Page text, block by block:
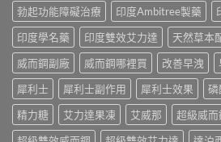
南〉
中
辨
別
指
南〉
中
效
果、
正
確
用
法
香
港
購
勃起功能障礙治療
印度Ambitree製藥
印度學名藥
印度雙效艾力達 天然草本
威而鋼副廠
威而鋼哪裡買 改善早洩
犀利士
犀利士副作用 犀利士效果
磷
精力糖
艾力達果凍 艾威那 超級威而